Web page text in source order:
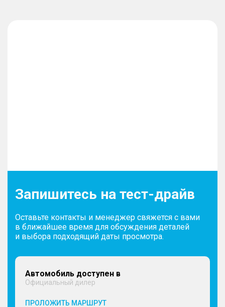
Запишитесь на тест-драйв
Оставьте контакты и менеджер свяжется с вами
в ближайшее время для обсуждения деталей
и выбора подходящий даты просмотра.
Автомобиль доступен в
Официальный дилер
ПРОЛОЖИТЬ МАРШРУТ